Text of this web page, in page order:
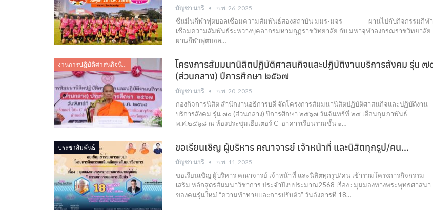
บัญชา นารี ก.พ. 26, 2025
ชื่นมื่นกีฬาฟุตบอลเชื่อมความสัมพันธ์สองสถาบัน มมร-มจร ผ่านไปกับกิจกรรมกีฬา
เชื่อมความสัมพันธ์ระหว่างบุคลากรมหามกุฏราชวิทยาลัย กับ มหาจุฬาลงกรณราชวิทยาลัย
ผ่านกีฬาฟุตบอล…
งานการปฏิบัติศาสนกิจนิสิต
โครงการสัมมนานิสิตปฏิบัติศาสนกิจและปฏิบัติงานบริการสังคม รุ่น ๗
(ส่วนกลาง) ปีการศึกษา ๒๕๖๗
บัญชา นารี ก.พ. 20, 2025
กองกิจการนิสิต สำนักงานอธิการบดี จัดโครงการสัมมนานิสิตปฏิบัติศาสนกิจและปฏิบัติงาน
บริการสังคม รุ่น ๗๐ (ส่วนกลาง) ปีการศึกษา ๒๕๖๗ วันจันทร์ที่ ๒๔ เดือนกุมภาพันธ์
พ.ศ.๒๕๖๘ ณ ห้องประชุมเธียเตอร์ C อาคารเรียนรวมชั้น ๑…
ประชาสัมพันธ์ ขอเรียนเชิญ ผู้บริหาร คณาจารย์ เจ้าหน้าที่ และนิสิตทุกรูป/คน…
บัญชา นารี ก.พ. 11, 2025
ขอเรียนเชิญ ผู้บริหาร คณาจารย์ เจ้าหน้าที่ และนิสิตทุกรูป/คน เข้าร่วมโครงการกิจกรรม
เสริม หลักสูตรสัมมนาวิชาการ ประจำปีงบประมาณ2568 เรื่อง : มุมมองทางพระพุทธศาสนา
ของคนรุ่นใหม่ “ความท้าทายและการปรับตัว” วันอังคารที่ 18…